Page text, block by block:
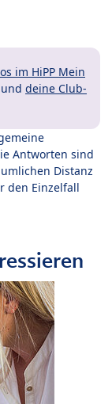
im HiPP Mein
und deine Club-
Antworten sind
Distanz
den Einzelfall